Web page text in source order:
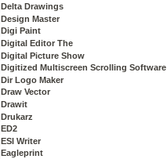
Delta Drawings
Design Master
Digi Paint
Digital Editor The
Digital Picture Show
Digitized Multiscreen Scrolling Software
Dir Logo Maker
Draw Vector
Drawit
Drukarz
ED2
ESI Writer
Eagleprint